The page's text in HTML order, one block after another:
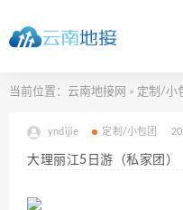
当前位置： 云南地接网 > 定制/小
yndijie 定制/小包团
大理丽江5日游（私家团）